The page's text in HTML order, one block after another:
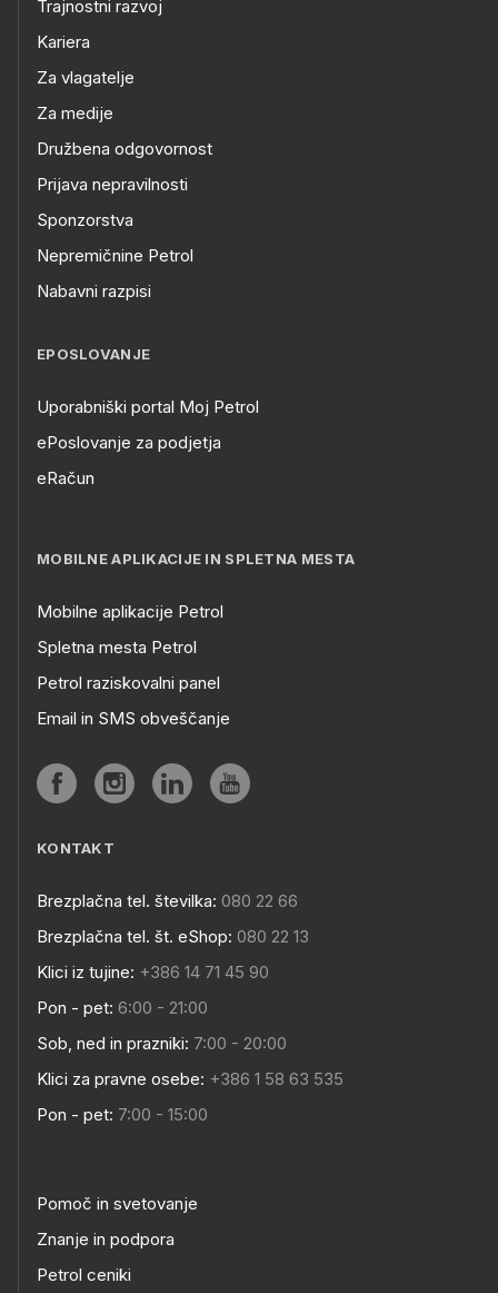
Trajnostni razvoj
Kariera
Za vlagatelje
Za medije
Družbena odgovornost
Prijava nepravilnosti
Sponzorstva
Nepremičnine Petrol
Nabavni razpisi
EPOSLOVANJE
Uporabniški portal Moj Petrol
ePoslovanje za podjetja
eRačun
MOBILNE APLIKACIJE IN SPLETNA MESTA
Mobilne aplikacije Petrol
Spletna mesta Petrol
Petrol raziskovalni panel
Email in SMS obveščanje
KONTAKT
Brezplačna tel. številka: 080 22 66
Brezplačna tel. št. eShop: 080 22 13
Klici iz tujine: +386 14 71 45 90
Pon - pet: 6:00 - 21:00
Sob, ned in prazniki: 7:00 - 20:00
Klici za pravne osebe: +386 1 58 63 535
Pon - pet: 7:00 - 15:00
Pomoč in svetovanje
Znanje in podpora
Petrol ceniki